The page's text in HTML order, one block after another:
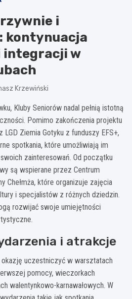
i
kontynuacja
integracji w
Krzewiński
Kluby Seniorów nadal pełnią istotną
Pomimo zakończenia projektu
LGD Ziemia Gotyku z funduszy EFS+,
spotkania, które umożliwiają im
zainteresowań. Od początku
są wspierane przez Centrum
Chełmża, które organizuje zajęcia
i specjalistów z różnych dziedzin.
rozwijać swoje umiejętności
i atrakcje
uczestniczyć w warsztatach
pomocy, wieczorkach
walentynkowo-karnawałowych. W